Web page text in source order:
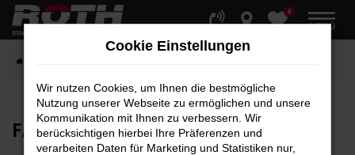
Zum
Hauptinhalt
0
MENÜ
FAHRZEUG-SHOWROOM
Cookie Einstellungen
Wir nutzen Cookies, um Ihnen die bestmögliche
Nutzung unserer Webseite zu ermöglichen und unsere
Kommunikation mit Ihnen zu verbessern. Wir
berücksichtigen hierbei Ihre Präferenzen und
verarbeiten Daten für Marketing und Statistiken nur,